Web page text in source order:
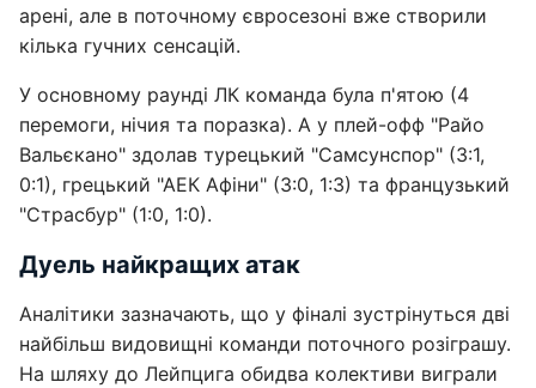
арені, але в поточному євросезоні вже створили
кілька гучних сенсацій.
У основному раунді ЛК команда була п'ятою (4
перемоги, нічия та поразка). А у плей-офф "Райо
Вальєкано" здолав турецький "Самсунспор" (3:1,
0:1), грецький "АЕК Афіни" (3:0, 1:3) та французький
"Страсбур" (1:0, 1:0).
Дуель найкращих атак
Аналітики зазначають, що у фіналі зустрінуться дві
найбільш видовищні команди поточного розіграшу.
На шляху до Лейпцига обидва колективи виграли